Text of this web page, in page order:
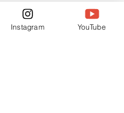
Instagram YouTube